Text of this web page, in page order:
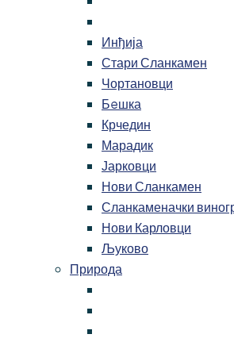
Инђија
Стари Сланкамен
Чортановци
Бeшка
Крчедин
Марадик
Јарковци
Нови Сланкамен
Сланкаменачки
Нови Карловци
Љуково
Природа